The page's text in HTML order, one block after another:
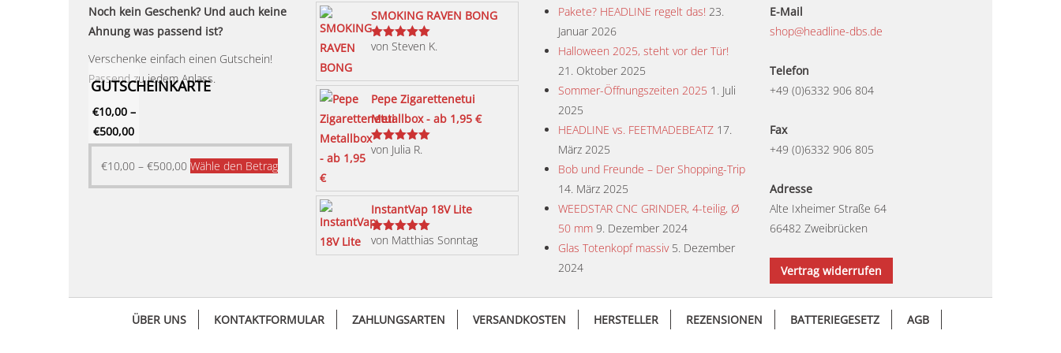
Noch kein Geschenk? Und auch keine
Ahnung was passend ist?
Verschenke einfach einen Gutschein!
Passend zu jedem Anlass.
GUTSCHEINKARTE
€10,00–
€500,00
€10,00 – €500,00 Wähle den BetragDieses
Produkt
Varianten
Optionen
können
SMOKING RAVEN BONG
Bewertet
von Steven K.
Pepe Zigarettenetui
Metallbox - ab 1,95 €
Bewertet
von Julia R.
InstantVap 18V Lite
Bewertet
mit5von 5
von Matthias Sonntag
Pakete? HEADLINE regelt das! 23.
Januar 2026
Halloween 2025, steht vor der Tür!
21. Oktober 2025
Sommer-Öffnungszeiten 2025 1. Juli
2025
HEADLINE vs. FEETMADEBEATZ 17.
März 2025
Bob und Freunde – Der Shopping-Trip
14. März 2025
WEEDSTAR CNC GRINDER, 4-teilig, Ø
50 mm 9. Dezember 2024
Glas Totenkopf massiv 5. Dezember
2024
E-Mail
shop@headline-dbs.de
Telefon
+49 (0)6332 906 804
Fax
+49 (0)6332 906 805
Adresse
Alte Ixheimer Straße 64
66482 Zweibrücken
Vertrag widerrufen
ÜBER UNS KONTAKTFORMULAR ZAHLUNGSARTEN VERSANDKOSTEN HERSTELLER REZENSIONEN BATTERIEGESETZ AGB